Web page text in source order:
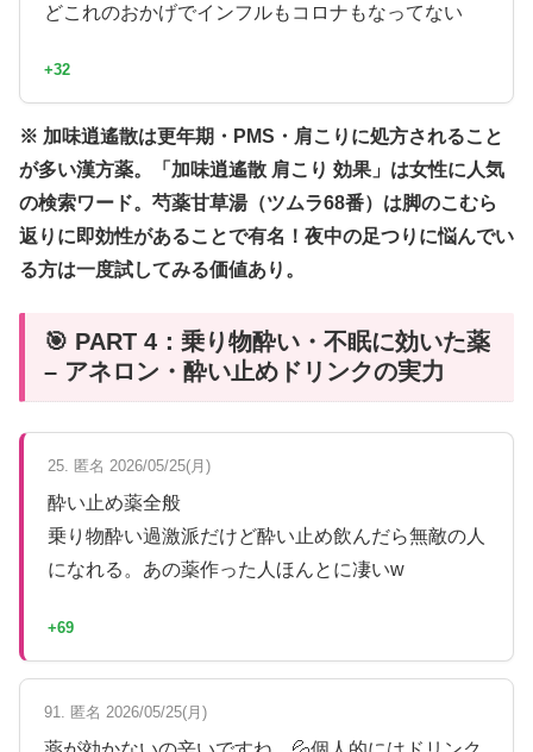
どこれのおかげでインフルもコロナもなってない
+32
※ 加味逍遙散は更年期・PMS・肩こりに処方されること
が多い漢方薬。「加味逍遙散 肩こり 効果」は女性に人気
の検索ワード。芍薬甘草湯（ツムラ68番）は脚のこむら
返りに即効性があることで有名！夜中の足つりに悩んでい
る方は一度試してみる価値あり。
🎯 PART 4：乗り物酔い・不眠に効いた薬
– アネロン・酔い止めドリンクの実力
25. 匿名 2026/05/25(月)
酔い止め薬全般
乗り物酔い過激派だけど酔い止め飲んだら無敵の人
になれる。あの薬作った人ほんとに凄いw
+69
91. 匿名 2026/05/25(月)